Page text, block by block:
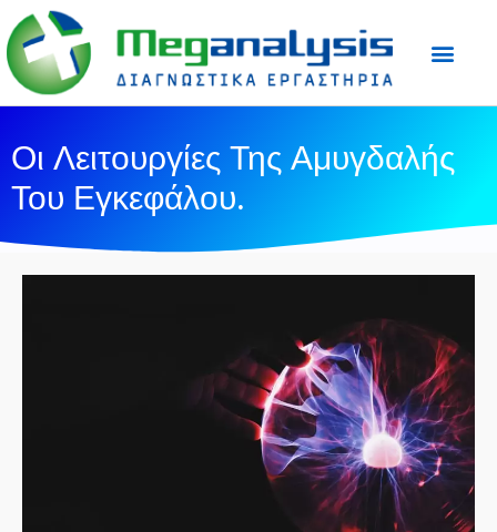
Οι Λειτουργίες Της Αμυγδαλής
Του Εγκεφάλου.